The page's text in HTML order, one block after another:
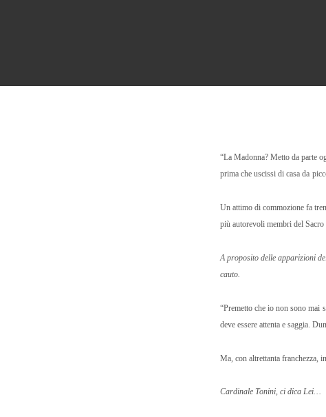
“La Madonna? Metto da parte
prima che uscissi di casa da
Un attimo di commozione fa
più autorevoli membri del
A proposito delle apparizioni
cauto.
“Premetto che io non sono mai
deve essere attenta e saggia.
Ma, con altrettanta franchezza,
Cardinale Tonini, ci dica Lei…